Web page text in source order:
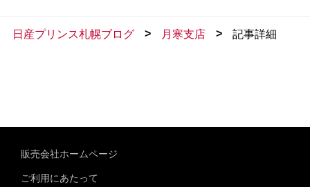
日産プリンス札幌ブログ > 月寒支店 > 記事詳細
販売会社ホームページ
ご利用にあたって